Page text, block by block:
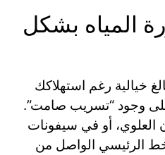
المياه بشكل
خيالية رغم استهلاكك
على وجود “تسريب صامت”.
العلوي، أو في سيفونات
الرئيسي الواصل من